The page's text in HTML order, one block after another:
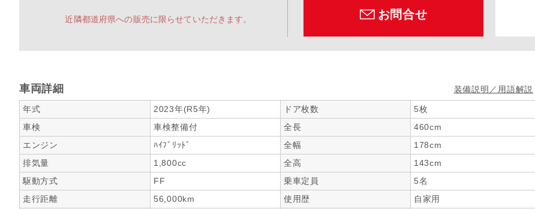
近隣都道府県への販売に限らせていただきます。 お問合せ
車両詳細 装備説明／用語解説
年式 2023年(R5年) ドア枚数
5枚
車検
車検整備付 全長
460cm
エンジン
ﾊｲﾌﾞﾘｯﾄﾞ 全幅
178cm
排気量
1,800cc 全高
143cm
駆動方式
FF 乗車定員
5名
走行距離
56,000km 使用歴
自家用